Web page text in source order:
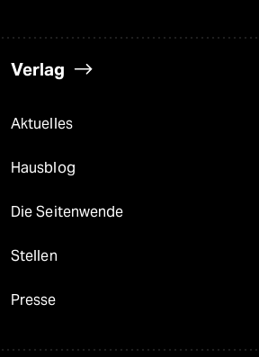
Verlag
Aktuelles
Hausblog
Die Seitenwende
Stellen
Presse